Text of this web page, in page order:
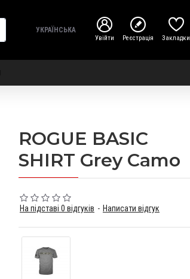
УКРАЇНСЬКА
Увійти Реєстрація Закладки
ROGUE BASIC
SHIRT Grey Camo
На підставі 0 відгуків - Написати відгук